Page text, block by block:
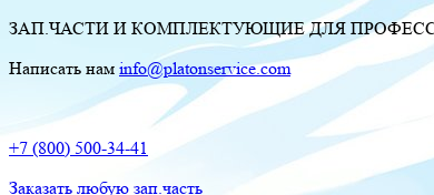
ЗАП.ЧАСТИ И КОМПЛЕКТУЮЩИЕ ДЛЯ
Написать нам info@platonservice.com
+7 (800) 500-34-41
Заказать любую зап.часть